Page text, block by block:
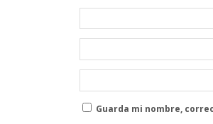
Guarda mi nombre,